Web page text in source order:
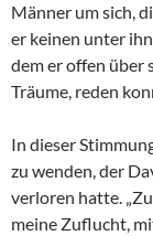
Männer um sich,
er keinen unter
dem er offen über
Träume, reden
In dieser
zu wenden, der
verloren hatte.
meine Zuflucht,